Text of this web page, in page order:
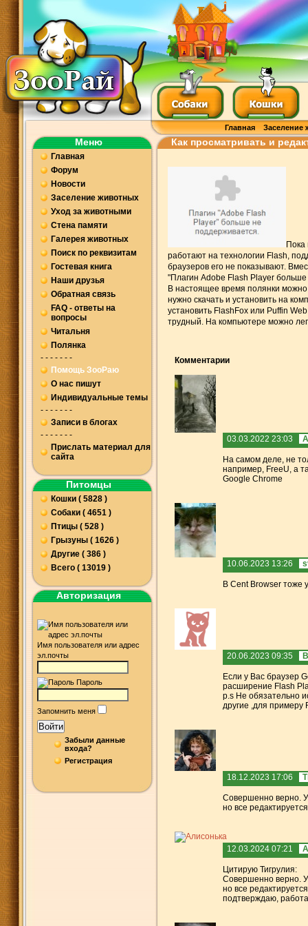
Главная Заселение
Меню
Главная
Форум
Новости
Заселение животных
Уход за животными
Стена памяти
Галерея животных
Поиск по реквизитам
Гостевая книга
Наши друзья
Обратная связь
FAQ - ответы на
вопросы
Читальня
Полянка
- - - - - - -
Помощь ЗооРаю
О нас пишут
Индивидуальные темы
- - - - - - -
Записи в блогах
- - - - - - -
Прислать материал для
сайта
Питомцы
Кошки ( 5828 )
Собаки ( 4651 )
Птицы ( 528 )
Грызуны ( 1626 )
Другие ( 386 )
Всего ( 13019 )
Авторизация
Имя пользователя или адрес
эл.почты
Пароль
Запомнить меня
Войти
Забыли данные
входа?
Регистрация
Как просматривать и
работают на технологии Flash,
браузеров его не показывают.
"Плагин Adobe Flash Player
В настоящее время полянки можно
нужно скачать и установить на
установить FlashFox или Puffin
трудный. На компьютере можно
Комментарии
03.03.2022 23:03
На самом деле, не
например, FreeU, а
Google Chrome
10.06.2023 13:26
В Cent Browser тоже
20.06.2023 09:35
Если у Вас браузер
расширение Flash
p.s Не обязательно
другие ,для примеру
18.12.2023 17:06
Совершенно верно.
но все
12.03.2024 07:21
Цитирую Тигрулия:
Совершенно верно.
но все
подтверждаю,